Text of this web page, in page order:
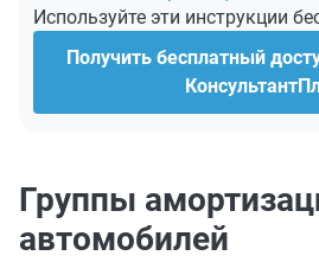
Используйте эти инструкции
Получить бесплатный
Группы
автомобилей